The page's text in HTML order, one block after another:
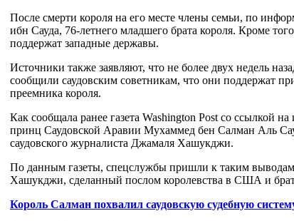
После смерти короля на его месте члены семьи, по
ибн Сауда, 76-летнего младшего брата короля. Кроме
поддержат западные державы.
Источники также заявляют, что не более двух недель
сообщили саудовским советникам, что они поддержат
преемника короля.
Как сообщала ранее газета Washington Post со ссылкой
принц Саудовской Аравии Мухаммед бен Салман Аль
саудовского журналиста Джамаля Хашукджи.
По данным газеты, спецслужбы пришли к таким
Хашукджи, сделанный послом королевства в США и
Король Салман похвалил саудовскую судебную